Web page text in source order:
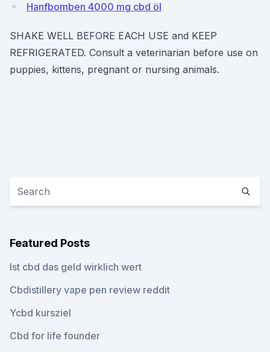
Hanfbomben 4000 mg cbd öl
SHAKE WELL BEFORE EACH USE and KEEP
REFRIGERATED. Consult a veterinarian before use on
puppies, kittens, pregnant or nursing animals.
Featured Posts
Ist cbd das geld wirklich wert
Cbdistillery vape pen review reddit
Ycbd kursziel
Cbd for life founder